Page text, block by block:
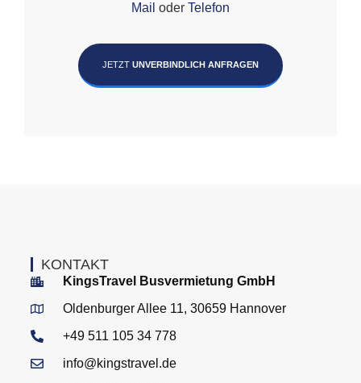
Mail oder Telefon
JETZT UNVERBINDLICH ANFRAGEN
KONTAKT
KingsTravel Busvermietung GmbH
Oldenburger Allee 11, 30659 Hannover
+49 511 105 34 778
info@kingstravel.de